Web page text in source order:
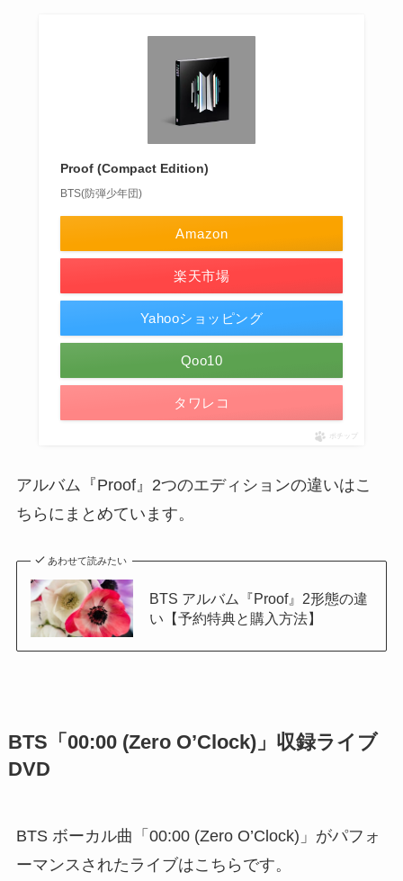
Proof (Compact Edition)
BTS(防弾少年団)
Amazon
楽天市場
Yahooショッピング
Qoo10
タワレコ
ポチップ
アルバム『Proof』2つのエディションの違いはこ
ちらにまとめています。
あわせて読みたい
BTS アルバム『Proof』2形態の違
い【予約特典と購入方法】
BTS「00:00 (Zero O’Clock)」収録ライブ
DVD
BTS ボーカル曲「00:00 (Zero O’Clock)」がパフォ
ーマンスされたライブはこちらです。